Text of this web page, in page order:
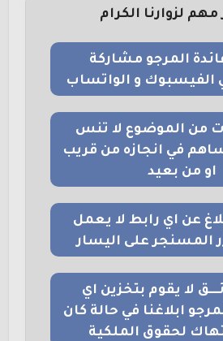
لزوارنا الكرام
المرجو مشاركة
الفيسبوك و الواتساب
من الموضوع لا تنس
في انجازه من قريب
او من بعيد
عن اي رابط لا يعمل
المسنجر على اليسار
لا يقوم بتخزين اي
ابلاغنا في حالة كان
لحقوق الملكية